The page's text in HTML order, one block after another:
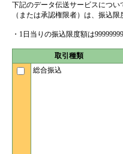
下記のデータ伝送サービスにつ
（または承認権限者）は、振込限
・1日当りの振込限度額は
取引種類
総合振込